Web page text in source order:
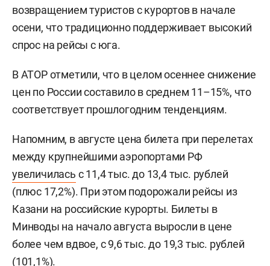
возвращением туристов с курортов в начале
осени, что традиционно поддерживает высокий
спрос на рейсы с юга.
В АТОР отметили, что в целом осеннее снижение
цен по России составило в среднем 11–15%, что
соответствует прошлогодним тенденциям.
Напомним, в августе цена билета при перелетах
между крупнейшими аэропортами РФ
увеличилась с 11,4 тыс. до 13,4 тыс. рублей
(плюс 17,2%). При этом подорожали рейсы из
Казани на российские курорты. Билеты в
Минводы на начало августа выросли в цене
более чем вдвое, с 9,6 тыс. до 19,3 тыс. рублей
(101,1%).